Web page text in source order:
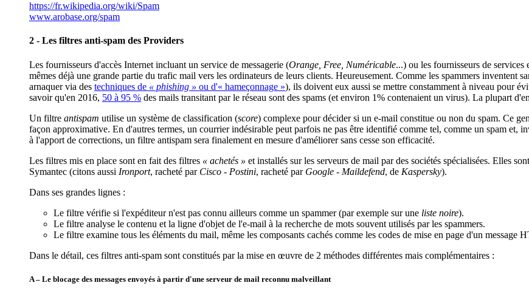
https://fr.wikipedia.org/wiki/Spam
www.arobase.org/spam
2 - Les filtres anti-spam des Providers
Les fournisseurs d'accès Internet incluant un service de messagerie (Orange, Free, Numéricable...) ou les fournisseurs de services
mêmes déjà une grande partie du trafic mail vers les ordinateurs de leurs clients. Heureusement. Comme les spammers inventent
arnaquer via des techniques de « phishing » ou d'« hameçonnage »), ils doivent eux aussi se mettre constamment à niveau pour
savoir qu'en 2016, 50 à 95 % des mails transitant par le réseau sont des spams (et environ 1% contenaient un virus). La plupart
Un filtre antispam utilise un système de classification (score) complexe pour décider si un e-mail constitue ou non du spam. Ce
façon approximative. En d'autres termes, un courrier indésirable peut parfois ne pas être identifié comme tel, comme un spam et,
à l'apport de corrections, un filtre antispam sera finalement en mesure d'améliorer sans cesse son efficacité.
Les filtres mis en place sont en fait des filtres « achetés » et installés sur les serveurs de mail par des sociétés spécialisées. Elles
Symantec (citons aussi Ironport, racheté par Cisco - Postini, racheté par Google - Maildefend, de Kaspersky).
Dans ses grandes lignes :
Le filtre vérifie si l'expéditeur n'est pas connu ailleurs comme un spammer (par exemple sur une liste noire).
Le filtre analyse le contenu et la ligne d'objet de l'e-mail à la recherche de mots souvent utilisés par les spammers.
Le filtre examine tous les éléments du mail, même les composants cachés comme les codes de mise en page d'un
Dans le détail, ces filtres anti-spam sont constitués par la mise en œuvre de 2 méthodes différentes mais complémentaires :
A – Le blocage des messages envoyés à partir d'une serveur de mail reconnu malveillant